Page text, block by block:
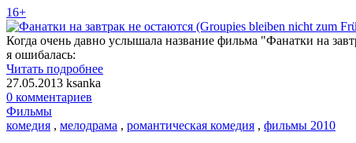
16+
Когда очень давно услышала название фильма "Фанатки на
я ошибалась:
Читать подробнее
27.05.2013 ksanka
0 комментариев
Фильмы
комедия , мелодрама , романтическая комедия , фильмы 2010